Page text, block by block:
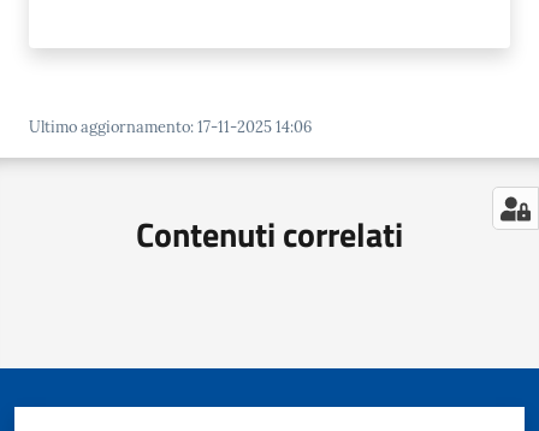
Ultimo aggiornamento:17-11-2025 14:06
Contenuti correlati